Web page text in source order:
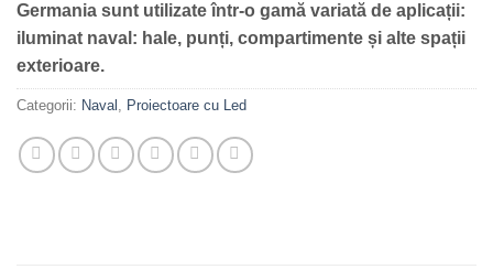
Germania sunt utilizate într-o gamă variată de aplicații:
iluminat naval: hale, punți, compartimente și alte spații
exterioare.
Categorii: Naval , Proiectoare cu Led